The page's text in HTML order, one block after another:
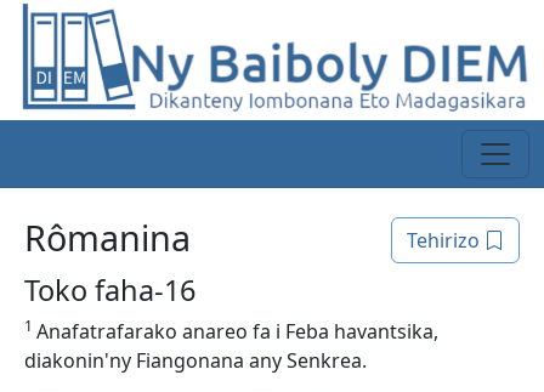
Tehirizo
Rômanina
Toko faha-16
1 Anafatrafarako anareo fa i Feba havantsika,
diakonin'ny Fiangonana any Senkrea.